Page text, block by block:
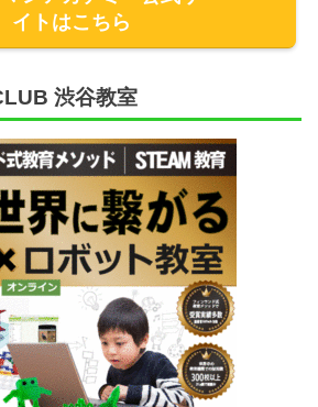
イトはこちら
渋谷教室